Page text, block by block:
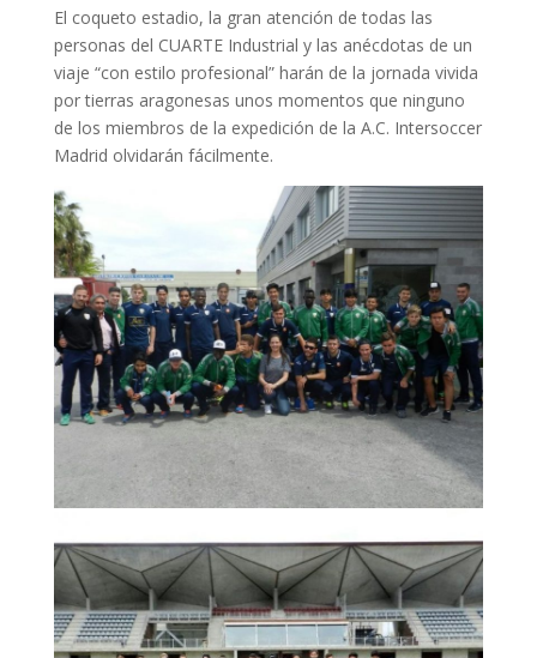
El coqueto estadio, la gran atención de todas las
personas del CUARTE Industrial y las anécdotas de un
viaje “con estilo profesional” harán de la jornada vivida
por tierras aragonesas unos momentos que ninguno
de los miembros de la expedición de la A.C. Intersoccer
Madrid olvidarán fácilmente.